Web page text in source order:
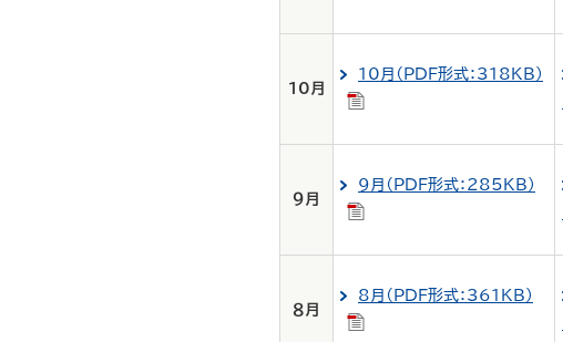
10月
10月（PDF形式：318KB）
９月
9月（PDF形式：285KB）
８月
8月（PDF形式：361KB）